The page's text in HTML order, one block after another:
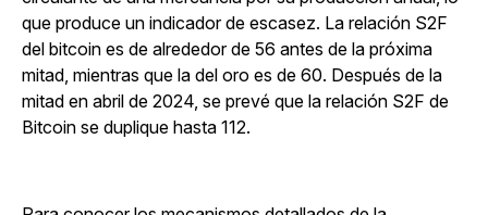
que produce un indicador de escasez. La relación S2F
del bitcoin es de alrededor de 56 antes de la próxima
mitad, mientras que la del oro es de 60. Después de la
mitad en abril de 2024, se prevé que la relación S2F de
Bitcoin se duplique hasta 112.